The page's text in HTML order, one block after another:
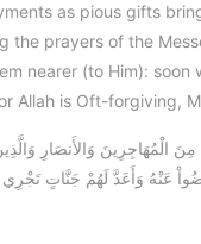
as pious gifts
the prayers of the
nearer (to Him): soon
Allah is Oft-forgiving,
عَنْهُ وَأَعَدَّ لَهُمْ جَنَّاتٍ تَجْرِي